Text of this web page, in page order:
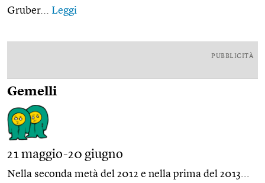
Gruber... Leggi
PUBBLICITÀ
Gemelli
21 maggio-20 giugno
Nella seconda metà del 2012 e nella prima del 2013...